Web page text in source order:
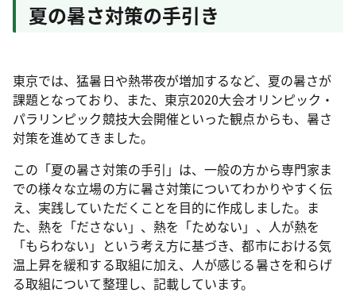
夏の暑さ対策の手引き
東京では、猛暑日や熱帯夜が増加するなど、夏の暑さが
課題となっており、また、東京2020大会オリンピック・
パラリンピック競技大会開催といった観点からも、暑さ
対策を進めてきました。
この「夏の暑さ対策の手引」は、一般の方から専門家ま
での様々な立場の方に暑さ対策についてわかりやすく伝
え、実践していただくことを目的に作成しました。ま
た、熱を「ださない」、熱を「ためない」、人が熱を
「もらわない」という考え方に基づき、都市における気
温上昇を緩和する取組に加え、人が感じる暑さを和らげ
る取組について整理し、記載しています。